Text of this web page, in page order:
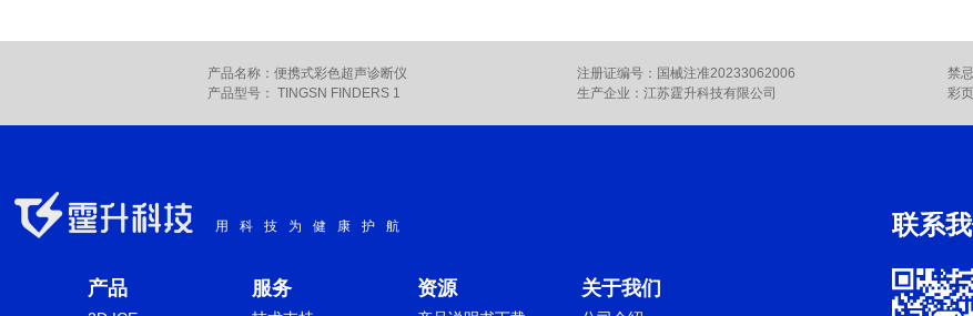
产品名称：便携式彩色超声诊断仪
产品型号： TINGSN FINDERS 1
注册证编号：国械注准20233062006
生产企业：江苏霆升科技有限公司
禁
彩
用科技为健康护航
产品 服务 资源 关于我们
联系